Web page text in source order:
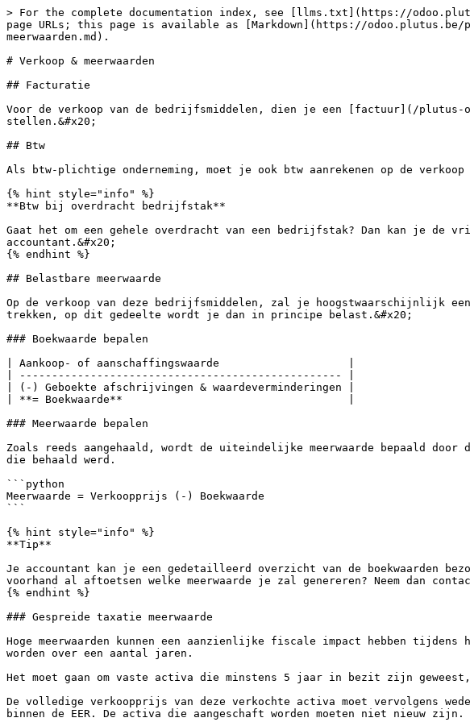
> For the complete documentation index, see [llms.txt](https://
page URLs; this page is available as [Markdown](https://odoo.plutus.be/
meerwaarden.md).
# Verkoop & meerwaarden
## Facturatie
Voor de verkoop van de bedrijfsmiddelen, dien je een [factuur](/plutus-
stellen.&#x20;
## Btw
Als btw-plichtige onderneming, moet je ook btw aanrekenen op de
{% hint style="info" %}
**Btw bij overdracht bedrijfstak**
Gaat het om een gehele overdracht van een bedrijfstak? Dan kan je de
accountant.&#x20;
{% endhint %}
## Belastbare meerwaarde
Op de verkoop van deze bedrijfsmiddelen, zal je hoogstwaarschijnlijk een
trekken, op dit gedeelte wordt je dan in principe belast.&#x20;
### Boekwaarde bepalen
| Aankoop- of aanschaffingswaarde                    |
| -------------------------------------------------- |
| (-) Geboekte afschrijvingen & waardeverminderingen |
| **= Boekwaarde**                                   |
### Meerwaarde bepalen
Zoals reeds aangehaald, wordt de uiteindelijke meerwaarde bepaald
die behaald werd.
```python
Meerwaarde = Verkoopprijs (-) Boekwaarde
```
{% hint style="info" %}
**Tip**
Je accountant kan je een gedetailleerd overzicht van de boekwaarden
voorhand al aftoetsen welke meerwaarde je zal genereren? Neem dan
{% endhint %}
### Gespreide taxatie meerwaarde
Hoge meerwaarden kunnen een aanzienlijke fiscale impact hebben
worden over een aantal jaren.
Het moet gaan om vaste activa die minstens 5 jaar in bezit zijn
De volledige verkoopprijs van deze verkochte activa moet vervolgens
binnen de EER. De activa die aangeschaft worden moeten niet nieuw zijn.